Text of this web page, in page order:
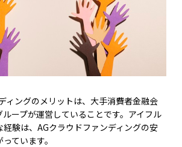
ィングのメリットは、大手消費者金融会
ープが運営していることです。アイフル
験は、AGクラウドファンディングの安
ています。